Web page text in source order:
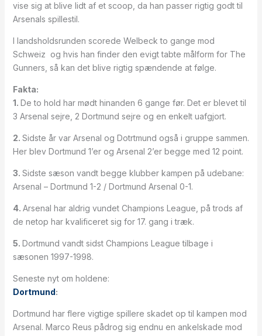
vise sig at blive lidt af et scoop, da han passer rigtig godt til
Arsenals spillestil.
I landsholdsrunden scorede Welbeck to gange mod
Schweiz og hvis han finder den evigt tabte målform for The
Gunners, så kan det blive rigtig spændende at følge.
Fakta:
1. De to hold har mødt hinanden 6 gange før. Det er blevet til
3 Arsenal sejre, 2 Dortmund sejre og en enkelt uafgjort.
2. Sidste år var Arsenal og Dotrtmund også i gruppe sammen.
Her blev Dortmund 1’er og Arsenal 2’er begge med 12 point.
3. Sidste sæson vandt begge klubber kampen på udebane:
Arsenal – Dortmund 1-2 / Dortmund Arsenal 0-1.
4. Arsenal har aldrig vundet Champions League, på trods af
de netop har kvalificeret sig for 17. gang i træk.
5. Dortmund vandt sidst Champions League tilbage i
sæsonen 1997-1998.
Seneste nyt om holdene:
Dortmund:
Dortmund har flere vigtige spillere skadet op til kampen mod
Arsenal. Marco Reus pådrog sig endnu en ankelskade mod